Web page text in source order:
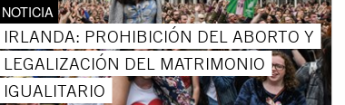
NOTICIA
IRLANDA: PROHIBICIÓN DEL ABORTO Y
LEGALIZACIÓN DEL MATRIMONIO
IGUALITARIO